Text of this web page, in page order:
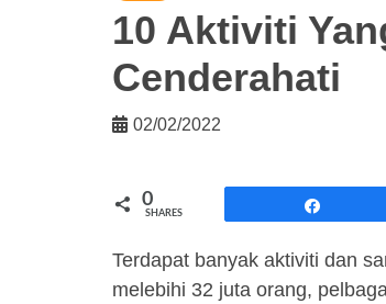
10 Aktiviti
Cenderahati
02/02/2022
0
SHARES
Terdapat banyak aktiviti dan
melebihi 32 juta orang,